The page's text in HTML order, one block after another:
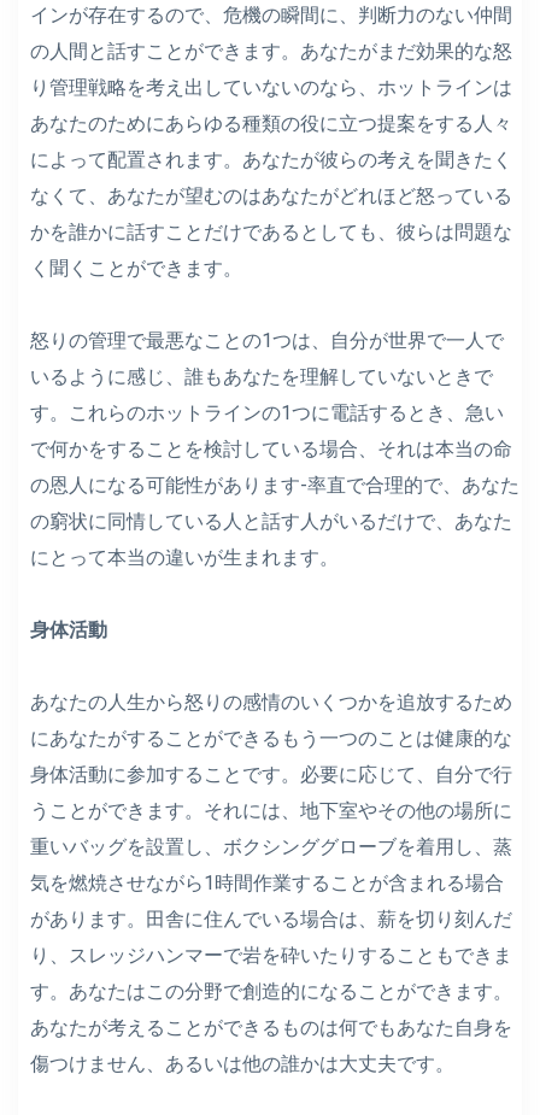
インが存在するので、危機の瞬間に、判断力のない仲間
の人間と話すことができます。あなたがまだ効果的な怒
り管理戦略を考え出していないのなら、ホットラインは
あなたのためにあらゆる種類の役に立つ提案をする人々
によって配置されます。あなたが彼らの考えを聞きたく
なくて、あなたが望むのはあなたがどれほど怒っている
かを誰かに話すことだけであるとしても、彼らは問題な
く聞くことができます。
怒りの管理で最悪なことの1つは、自分が世界で一人で
いるように感じ、誰もあなたを理解していないときで
す。これらのホットラインの1つに電話するとき、急い
で何かをすることを検討している場合、それは本当の命
の恩人になる可能性があります-率直で合理的で、あなた
の窮状に同情している人と話す人がいるだけで、あなた
にとって本当の違いが生まれます。
身体活動
あなたの人生から怒りの感情のいくつかを追放するため
にあなたがすることができるもう一つのことは健康的な
身体活動に参加することです。必要に応じて、自分で行
うことができます。それには、地下室やその他の場所に
重いバッグを設置し、ボクシンググローブを着用し、蒸
気を燃焼させながら1時間作業することが含まれる場合
があります。田舎に住んでいる場合は、薪を切り刻んだ
り、スレッジハンマーで岩を砕いたりすることもできま
す。あなたはこの分野で創造的になることができます。
あなたが考えることができるものは何でもあなた自身を
傷つけません、あるいは他の誰かは大丈夫です。